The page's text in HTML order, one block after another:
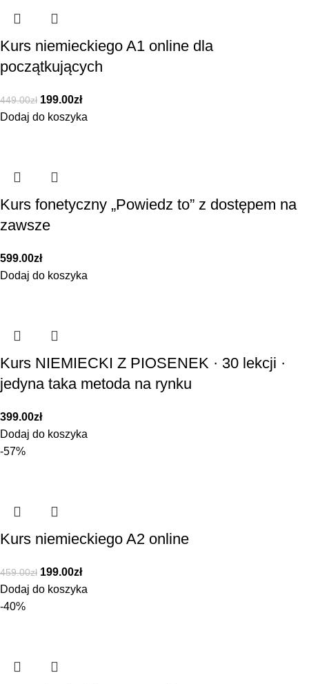
Kurs niemieckiego A1 online dla
początkujących
449.00zł 199.00zł
Dodaj do koszyka
Kurs fonetyczny „Powiedz to” z dostępem na
zawsze
599.00zł
Dodaj do koszyka
Kurs NIEMIECKI Z PIOSENEK · 30 lekcji ·
jedyna taka metoda na rynku
399.00zł
Dodaj do koszyka
-57%
Kurs niemieckiego A2 online
459.00zł 199.00zł
Dodaj do koszyka
-40%